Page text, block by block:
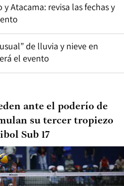
Atacama: revisa las fechas y
de lluvia y nieve en
el evento
ante el poderío de
su tercer tropiezo
Sub 17